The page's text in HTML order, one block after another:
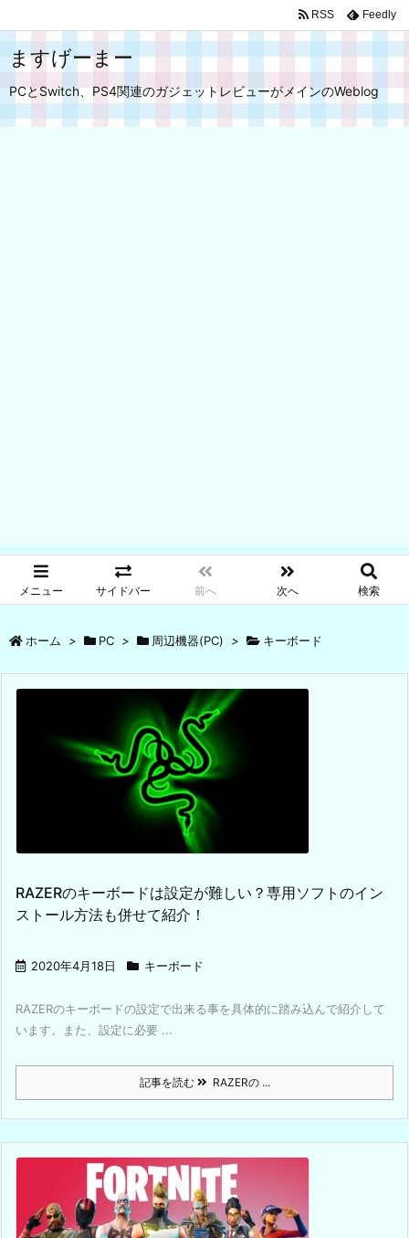
ますげーまー
PCとSwitch、PS4関連のガジェットレビューがメインのWeblog
メニュー サイドバー 前へ 次へ 検索
RSS Feedly
ホーム > PC > 周辺機器(PC) > キーボード
RAZERのキーボードは設定が難しい？専用ソフトのイン
ストール方法も併せて紹介！
2020年4月18日 キーボード
RAZERのキーボードの設定で出来る事を具体的に踏み込んで紹介して
います。また、設定に必要 ...
記事を読む RAZERの ...